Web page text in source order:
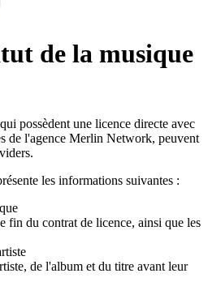
de la musique
possèdent une licence directe avec
de l'agence Merlin Network, peuvent
les informations suivantes :
fin du contrat de licence, ainsi que les
de l'album et du titre avant leur